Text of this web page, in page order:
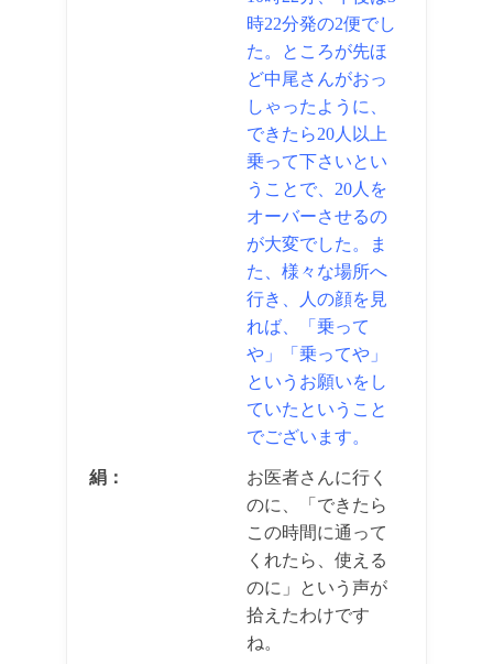
時22分発の2便でし
た。ところが先ほ
ど中尾さんがおっ
しゃったように、
できたら20人以上
乗って下さいとい
うことで、20人を
オーバーさせるの
が大変でした。ま
た、様々な場所へ
行き、人の顔を見
れば、「乗って
や」「乗ってや」
というお願いをし
ていたということ
でございます。
絹：
お医者さんに行く
のに、「できたら
この時間に通って
くれたら、使える
のに」という声が
拾えたわけです
ね。